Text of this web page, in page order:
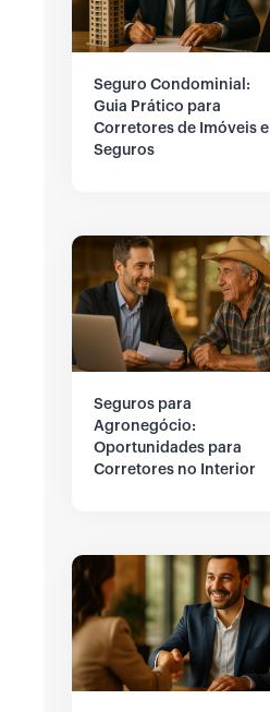
Seguro Condominial:
Guia Prático para
Corretores de Imóveis e
Seguros
Seguros para
Agronegócio:
Oportunidades para
Corretores no Interior